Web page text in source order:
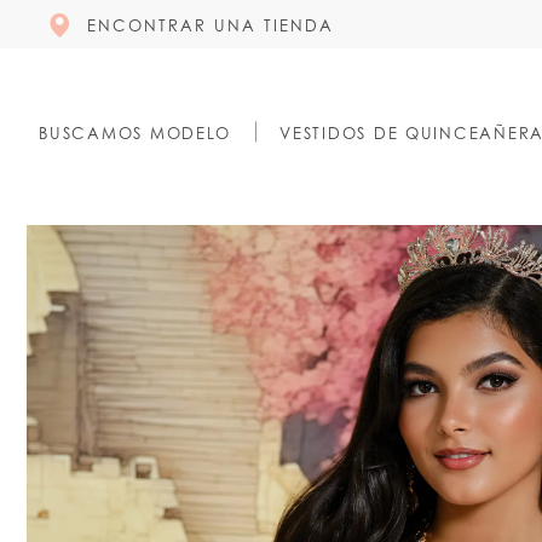
ENCONTRAR UNA TIENDA
BUSCAMOS MODELO VESTIDOS DE